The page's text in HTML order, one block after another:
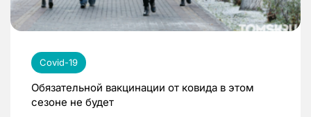
Covid-19
Обязательной вакцинации от ковида в этом
сезоне не будет